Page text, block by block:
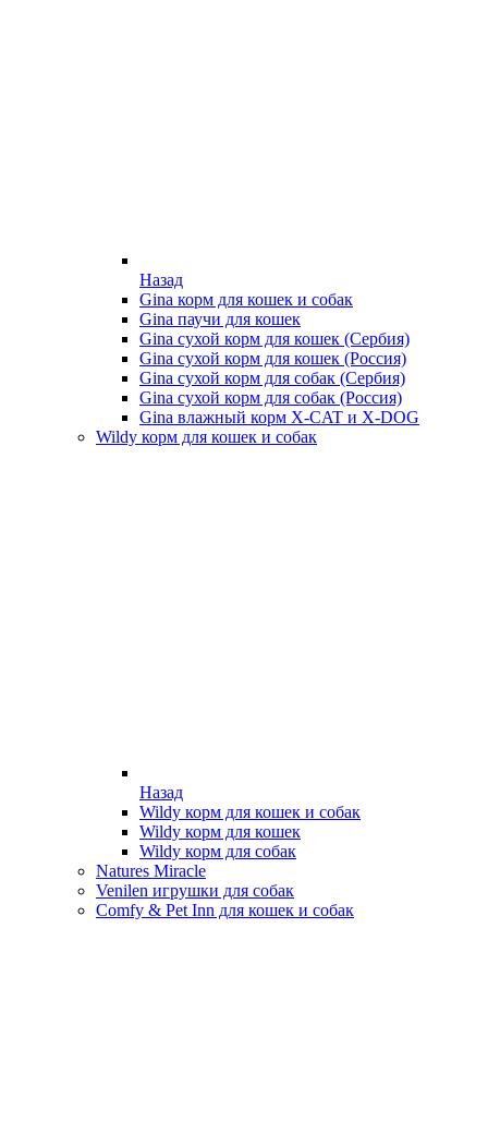
Назад
Gina корм для кошек и собак
Gina паучи для кошек
Gina сухой корм для кошек (Сербия)
Gina сухой корм для кошек (Россия)
Gina сухой корм для собак (Сербия)
Gina сухой корм для собак (Россия)
Gina влажный корм X-CAT и X-DOG
Wildy корм для кошек и собак
Назад
Wildy корм для кошек и собак
Wildy корм для кошек
Wildy корм для собак
Natures Miracle
Venilen игрушки для собак
Comfy & Pet Inn для кошек и собак